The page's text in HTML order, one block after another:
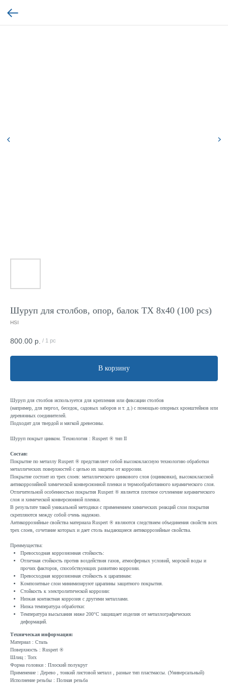
Шуруп для cтолбов, опор, балок TX 8x40 (100 pcs)
HSI
800.00 р. / 1 pc
В корзину
Шуруп для столбов используется для крепления или фиксации столбов
(например, для пергол, беседок, садовых заборов и т. д.) с помощью опорных кронштейнов или
деревянных соединителей.
Подходит для твердой и мягкой древесины.
Шуруп покрыт цинком. Технология : Ruspert ® тип II
Состав:
Покрытие по металлу Ruspert ® представляет собой высококлассную технологию обработки
металлических поверхностей с целью их защиты от коррозии.
Покрытие состоит из трех слоев: металлического цинкового слоя (оцинковки), высококлассной
антикоррозийной химической конверсионной пленки и термообработанного керамического слоя.
Отличительной особенностью покрытия Ruspert ® является плотное сочленение керамического
слоя и химической конверсионной пленки.
В результате такой уникальной методики с применением химических реакций слои покрытия
скрепляются между собой очень надежно.
Антикоррозийные свойства материала Ruspert ® являются следствием объединения свойств всех
трех слоев, сочетание которых и дает столь выдающиеся антикоррозийные свойства.
Преимущества:
Превосходная коррозионная стойкость:
Отличная стойкость против воздействия газов, атмосферных условий, морской воды и
прочих факторов, способствующих развитию коррозии.
Превосходная коррозионная стойкость к царапинам:
Композитные слои минимизируют царапины защитного покрытия.
Стойкость к электролитической коррозии:
Низкая контактная коррозия с другими металлами.
Низка температура обработки:
Температура высыхания ниже 200°C защищает изделия от металлографических
деформаций.
Техническая информация:
Материал : Сталь
Поверхность : Ruspert ®
Шлиц : Torx
Форма головки : Плоский полукруг
Применение : Дерево , тонкий листовой металл , разные тип пластмассы. (Универсальный)
Исполнение резьбы : Полная резьба